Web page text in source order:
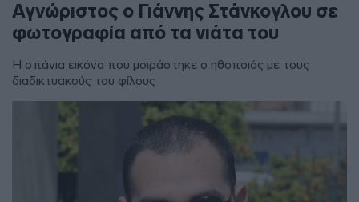
Αγνώριστος ο Γιάννης Στάνκογλου σε
φωτογραφία από τα νιάτα του
Η σπάνια εικόνα που μοιράστηκε ο ηθοποιός με τους
διαδικτυακούς του φίλους